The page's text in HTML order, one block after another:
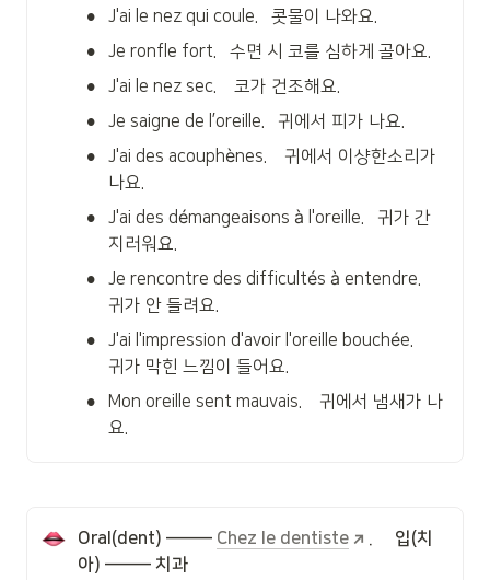
• J'ai le nez qui coule.   콧물이 나와요.
• Je ronfle fort.   수면 시 코를 심하게 골아요.
• J'ai le nez sec.    코가 건조해요.
• Je saigne de l’oreille.   귀에서 피가 나요.
•
J'ai des acouphènes.    귀에서 이샹한소리가
나요.
•
J'ai des démangeaisons à l'oreille.   귀가 간
지러워요.
•
Je rencontre des difficultés à entendre.
귀가 안 들려요.
•
J'ai l'impression d'avoir l'oreille bouchée.
귀가 막힌 느낌이 들어요.
•
Mon oreille sent mauvais.    귀에서 냄새가 나
요.
Oral(dent) ——— Chez le dentiste
.     입(치
아) ——— 치과